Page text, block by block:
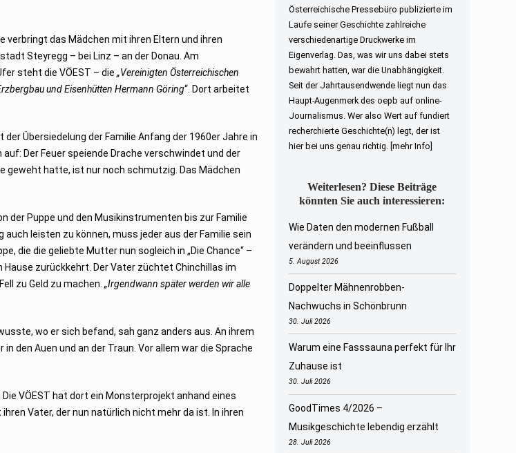
verbringt das Mädchen mit ihren Eltern und ihren
Steyregg – bei Linz – an der Donau. Am
steht die VÖEST – die„Vereinigten Österreichischen
und Eisenhütten Hermann Göring“. Dort arbeitet
Übersiedelung der Familie Anfang der 1960er Jahre in
Der Feuer speiende Drache verschwindet und der
geweht hatte, ist nur noch schmutzig. Das Mädchen
der Puppe und den Musikinstrumenten bis zur Familie
auch leisten zu können, muss jeder aus der Familie sein
die die geliebte Mutter nun sogleich in „Die Chance“ –
zurückkehrt. Der Vater züchtet Chinchillas im
zu Geld zu machen.„Irgendwann später werden wir alle
wo er sich befand, sah ganz anders aus. An ihrem
den Auen und an der Traun. Vor allem war die Sprache
VÖEST hat dort ein Monsterprojekt anhand eines
Vater, der nun natürlich nicht mehr da ist. In ihren
Österreichische Pressebüro publizierte im
Laufe seiner Geschichte zahlreiche
verschiedenartige Druckwerke im
Eigenverlag. Das, was wir uns dabei stets
bewahrt hatten, war die Unabhängigkeit.
Seit der Jahrtausendwende liegt nun das
Haupt-Augenmerk des oepb auf online-
Journalismus. Wer also Wert auf fundiert
recherchierte Geschichte(n) legt, der ist
hier bei uns genau richtig. [mehr Info]
Weiterlesen? Diese Beiträge
könnten Sie auch interessieren:
Wie Daten den modernen Fußball
verändern und beeinflussen
5. August 2026
Doppelter Mähnenrobben-
Nachwuchs in Schönbrunn
30. Juli 2026
Warum eine Fasssauna perfekt für Ihr
Zuhause ist
30. Juli 2026
GoodTimes 4/2026 –
Musikgeschichte lebendig erzählt
28. Juli 2026